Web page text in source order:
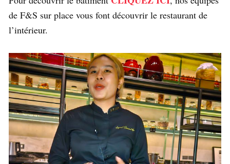
de F&S sur place vous font découvrir le restaurant de
l’intérieur.